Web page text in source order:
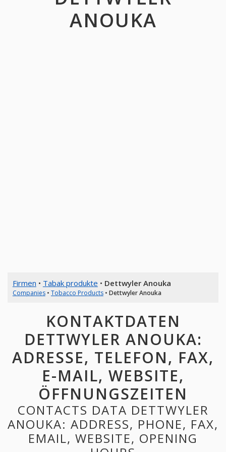
ANOUKA
Firmen • Tabak produkte • Dettwyler Anouka
Companies• Tobacco Products• Dettwyler Anouka
KONTAKTDATEN
DETTWYLER ANOUKA:
ADRESSE, TELEFON, FAX,
E-MAIL, WEBSITE,
ÖFFNUNGSZEITEN
CONTACTS DATA DETTWYLER
ANOUKA: ADDRESS, PHONE, FAX,
EMAIL, WEBSITE, OPENING